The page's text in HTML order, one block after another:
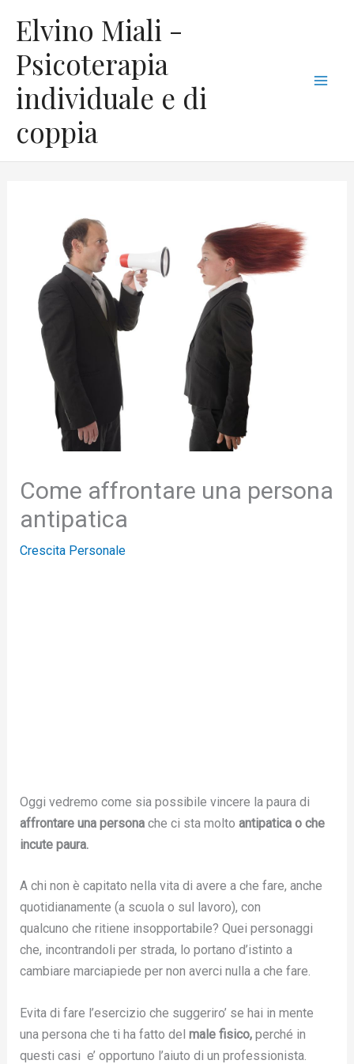
contenuto
Elvino Miali -
Psicoterapia
individuale e di
coppia
Come affrontare una persona
antipatica
Crescita Personale
Oggi vedremo come sia possibile vincere la paura di
affrontare una personache ci sta molto antipatica o che
incute paura.
A chi non è capitato nella vita di avere a che fare, anche
quotidianamente (a scuola o sul lavoro), con
qualcuno che ritiene insopportabile? Quei personaggi
che, incontrandoli per strada, lo portano d’istinto a
cambiare marciapiede per non averci nulla a che fare.
Evita di fare l’esercizio che suggeriro’ se hai in mente
una persona che ti ha fatto del male fisico,perché in
questi casi e’ opportuno l’aiuto di un professionista.
a
t
e
g
o
r